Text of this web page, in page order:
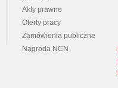
Akty prawne
Oferty pracy
Zamówienia publiczne
Nagroda NCN